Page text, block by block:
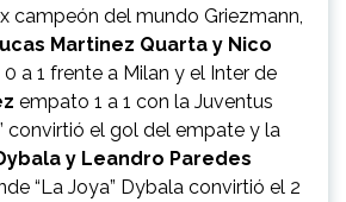
campeón del mundo Griezmann,
Martinez Quarta y Nico
a 1 frente a Milan y el Inter de
empato 1 a 1 con la Juventus
convirtió el gol del empate y la
y Leandro Paredes
“La Joya” Dybala convirtió el 2